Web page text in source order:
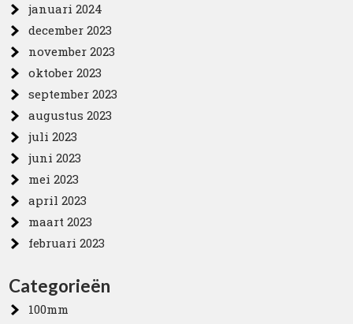
januari 2024
december 2023
november 2023
oktober 2023
september 2023
augustus 2023
juli 2023
juni 2023
mei 2023
april 2023
maart 2023
februari 2023
Categorieën
100mm